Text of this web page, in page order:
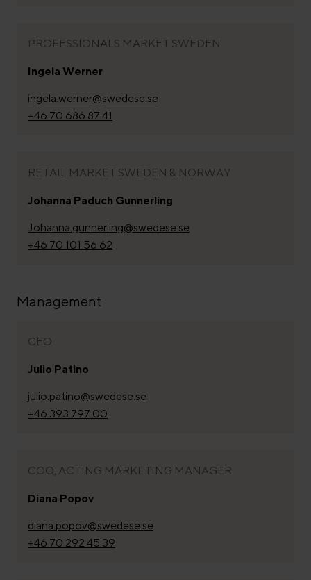
PROFESSIONALS MARKET SWEDEN
Ingela Werner
ingela.werner@swedese.se
+46 70 686 87 41
RETAIL MARKET SWEDEN & NORWAY
Johanna Paduch Gunnerling
Johanna.gunnerling@swedese.se
+46 70 101 56 62
Management
CEO
Julio Patino
julio.patino@swedese.se
+46 393 797 00
COO, ACTING MARKETING MANAGER
Diana Popov
diana.popov@swedese.se
+46 70 292 45 39